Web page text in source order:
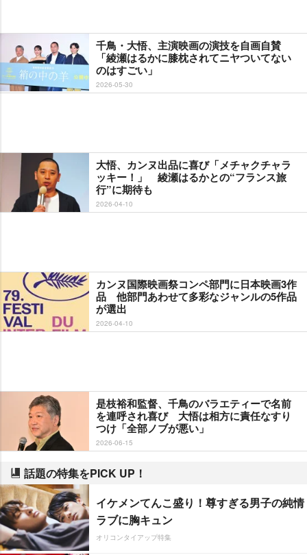
千鳥・大悟、主演映画の演技を自画自賛
「綾瀬はるかに膝枕されてニヤついてない
のはすごい」
2026-05-30
大悟、カンヌ出品に喜び「メチャクチャラ
ッキー！」 綾瀬はるかとの“フランス旅
行”に期待も
2026-04-10
カンヌ国際映画祭コンペ部門に日本映画3作
品 他部門あわせて多彩なジャンルの5作品
が選出
2026-04-10
是枝裕和監督、千鳥のバラエティーで名前
を連呼され喜び 大悟は相方に責任なすり
つけ「全部ノブが悪い」
2026-06-15
話題の特集をPICK UP！
イケメンてんこ盛り！尊すぎる男子の純情
ラブに胸キュン
オリコンタイアップ特集